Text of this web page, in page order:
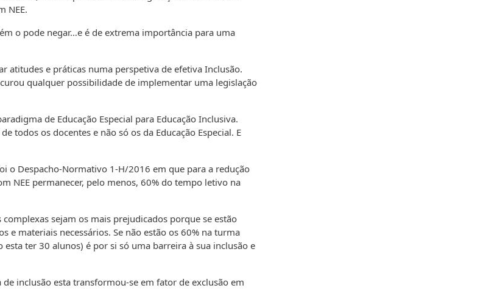
NEE.
o pode negar…e é de extrema importância para uma
e práticas numa perspetiva de efetiva Inclusão.
qualquer possibilidade de implementar uma legislação
de Educação Especial para Educação Inclusiva.
todos os docentes e não só os da Educação Especial. E
o Despacho-Normativo 1-H/2016 em que para a redução
NEE permanecer, pelo menos, 60% do tempo letivo na
sejam os mais prejudicados porque se estão
materiais necessários. Se não estão os 60% na turma
ter 30 alunos) é por si só uma barreira à sua inclusão e
inclusão esta transformou-se em fator de exclusão em